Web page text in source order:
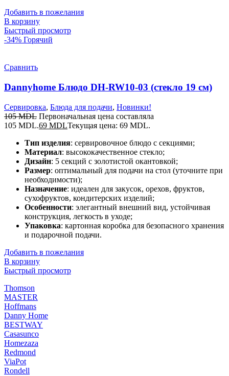
Добавить в пожелания
В корзину
Быстрый просмотр
-34% Горячий
Сравнить
Dannyhome Блюдо DH-RW10-03 (стекло 19 см)
Сервировка, Блюда для подачи, Новинки!
105MDL Первоначальная цена составляла
105 MDL.69 MDLТекущая цена: 69 MDL.
Тип изделия: сервировочное блюдо с секциями;
Материал: высококачественное стекло;
Дизайн: 5 секций с золотистой окантовкой;
Размер: оптимальный для подачи на стол (уточните при
необходимости);
Назначение: идеален для закусок, орехов, фруктов,
сухофруктов, кондитерских изделий;
Особенности: элегантный внешний вид, устойчивая
конструкция, легкость в уходе;
Упаковка: картонная коробка для безопасного хранения
и подарочной подачи.
Добавить в пожелания
В корзину
Быстрый просмотр
Thomson
MASTER
Hoffmans
Danny Home
BESTWAY
Casasunco
Homezaza
Redmond
ViaPot
Rondell